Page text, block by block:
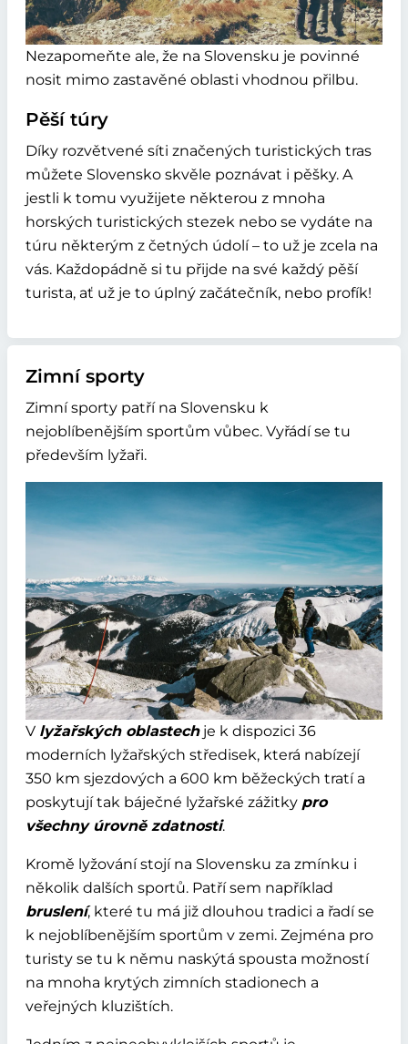
Nezapomeňte ale, že na Slovensku je povinné
nosit mimo zastavěné oblasti vhodnou přilbu.
Pěší túry
Díky rozvětvené síti značených turistických tras
můžete Slovensko skvěle poznávat i pěšky. A
jestli k tomu využijete některou z mnoha
horských turistických stezek nebo se vydáte na
túru některým z četných údolí – to už je zcela na
vás. Každopádně si tu přijde na své každý pěší
turista, ať už je to úplný začátečník, nebo profík!
Zimní sporty
Zimní sporty patří na Slovensku k
nejoblíbenějším sportům vůbec. Vyřádí se tu
především lyžaři.
V lyžařských oblastechje k dispozici 36
moderních lyžařských středisek, která nabízejí
350 km sjezdových a 600 km běžeckých tratí a
poskytují tak báječné lyžařské zážitky pro
všechny úrovně zdatnosti.
Kromě lyžování stojí na Slovensku za zmínku i
několik dalších sportů. Patří sem například
bruslení, které tu má již dlouhou tradici a řadí se
k nejoblíbenějším sportům v zemi. Zejména pro
turisty se tu k němu naskýtá spousta možností
na mnoha krytých zimních stadionech a
veřejných kluzištích.